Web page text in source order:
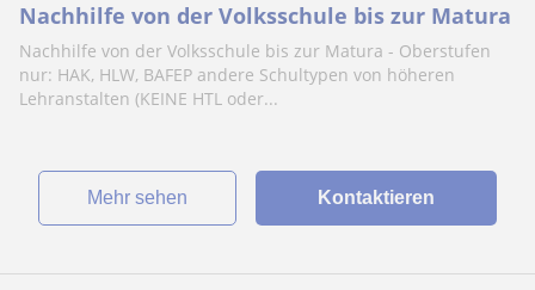
Nachhilfe von der Volksschule bis zur Matura
Nachhilfe von der Volksschule bis zur Matura - Oberstufen
nur: HAK, HLW, BAFEP andere Schultypen von höheren
Lehranstalten (KEINE HTL oder...
Mehr sehen Kontaktieren